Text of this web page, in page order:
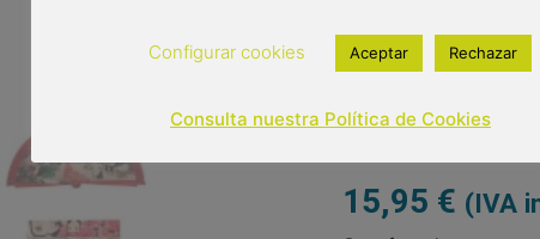
-Medidas de la caja
15,95 € (IVA
Configurar cookies Aceptar Rechazar
Consulta nuestra Política de Cookies